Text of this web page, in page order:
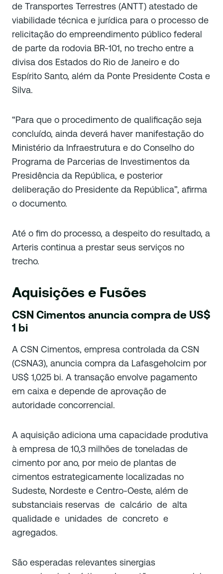
de Transportes Terrestres (ANTT) atestado de
viabilidade técnica e jurídica para o processo de
relicitação do empreendimento público federal
de parte da rodovia BR-101, no trecho entre a
divisa dos Estados do Rio de Janeiro e do
Espírito Santo, além da Ponte Presidente Costa e
Silva.
“Para que o procedimento de qualificação seja
concluído, ainda deverá haver manifestação do
Ministério da Infraestrutura e do Conselho do
Programa de Parcerias de Investimentos da
Presidência da República, e posterior
deliberação do Presidente da República”, afirma
o documento.
Até o fim do processo, a despeito do resultado, a
Arteris continua a prestar seus serviços no
trecho.
Aquisições e Fusões
CSN Cimentos anuncia compra de US$
1 bi
A CSN Cimentos, empresa controlada da CSN
(CSNA3), anuncia compra da Lafasgeholcim por
US$ 1,025 bi. A transação envolve pagamento
em caixa e depende de aprovação de
autoridade concorrencial.
A aquisição adiciona uma capacidade produtiva
à empresa de 10,3 milhões de toneladas de
cimento por ano, por meio de plantas de
cimentos estrategicamente localizadas no
Sudeste, Nordeste e Centro-Oeste, além de
substanciais reservas de calcário de alta
qualidade e unidades de concreto e
agregados.
São esperadas relevantes sinergias